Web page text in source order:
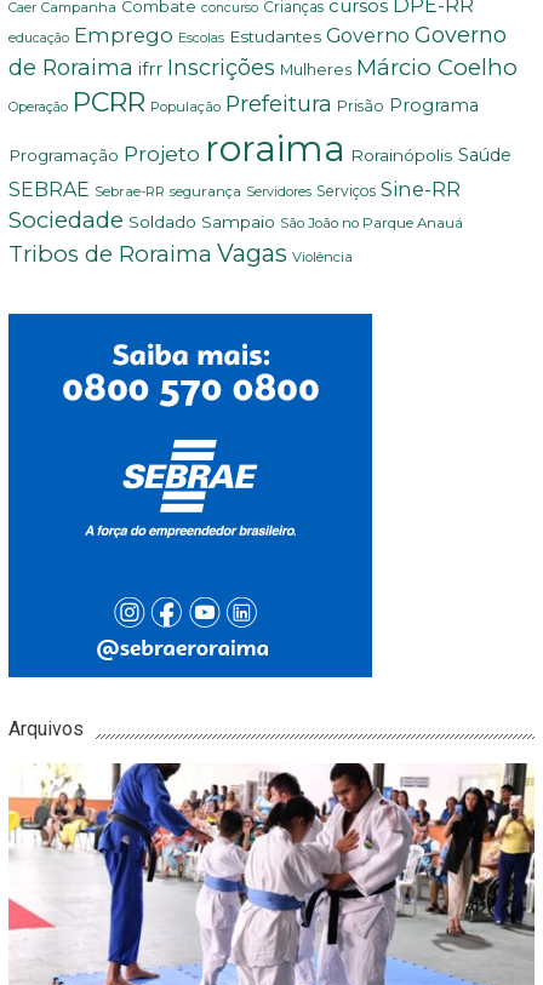
Caer Campanha Combate concurso Crianças cursos
educação Emprego Escolas Estudantes Governo Governo
de Roraima ifrr Inscrições Mulheres Márcio Coelho
Operação PCRR População Prefeitura Prisão Programa
Programação Projeto roraima Rorainópolis Saúde
SEBRAE Sebrae-RR segurança Servidores Serviços Sine-RR
Sociedade Soldado Sampaio São João no Parque Anauá
Tribos de Roraima Vagas Violência
Arquivos